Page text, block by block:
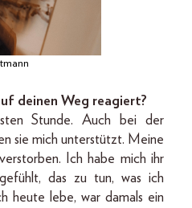
deinen Weg reagiert?
Stunde. Auch bei der
sie mich unterstützt. Meine
Ich habe mich ihr
das zu tun, was ich
heute lebe, war damals ein